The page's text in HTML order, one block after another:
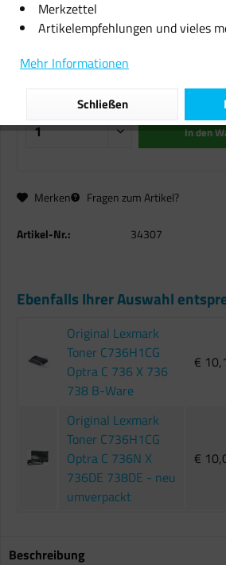
738DTE
10,49 € *
inkl. MwSt.zzgl. Versandkosten
Sofort versandfertig, Lieferzeit ca. 1-2
In den
Merken Fragen zum Artikel?
Artikel-Nr.: 34307
Ebenfalls Ihrer Auswahl
Original Lexmark
Toner C736H1CG
Optra C 736 X 736
738 B-Ware
€
Original Lexmark
Toner C736H1CG
Optra C 736N X
736DE 738DE - neu
umverpackt
€
Beschreibung
Merkzettel
Artikelempfehlungen und vieles
Mehr Informationen
Schließen